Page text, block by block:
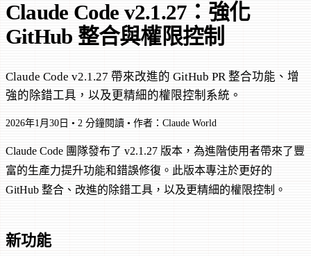
Claude Code v2.1.27：強化
GitHub 整合與權限控制
Claude Code v2.1.27 帶來改進的 GitHub PR 整合功能、增
強的除錯工具，以及更精細的權限控制系統。
2026年1月30日 • 2 分鐘閱讀 • 作者：Claude World
Claude Code 團隊發布了 v2.1.27 版本，為進階使用者帶來了豐
富的生產力提升功能和錯誤修復。此版本專注於更好的
GitHub 整合、改進的除錯工具，以及更精細的權限控制。
新功能